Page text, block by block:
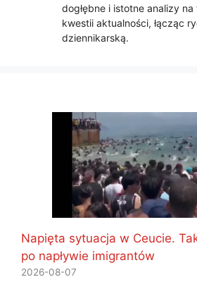
dogłębne i istotne analizy
kwestii aktualności, łącząc
dziennikarską.
Napięta sytuacja w Ceucie.
po napływie imigrantów
2026-08-07